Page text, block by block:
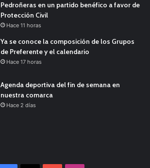
Pedroñeras en un partido benéfico a favor de
Protección Civil
Hace 11 horas
Ya se conoce la composición de los Grupos
de Preferente y el calendario
Hace 17 horas
Agenda deportiva del fin de semana en
nuestra comarca
Hace 2 días